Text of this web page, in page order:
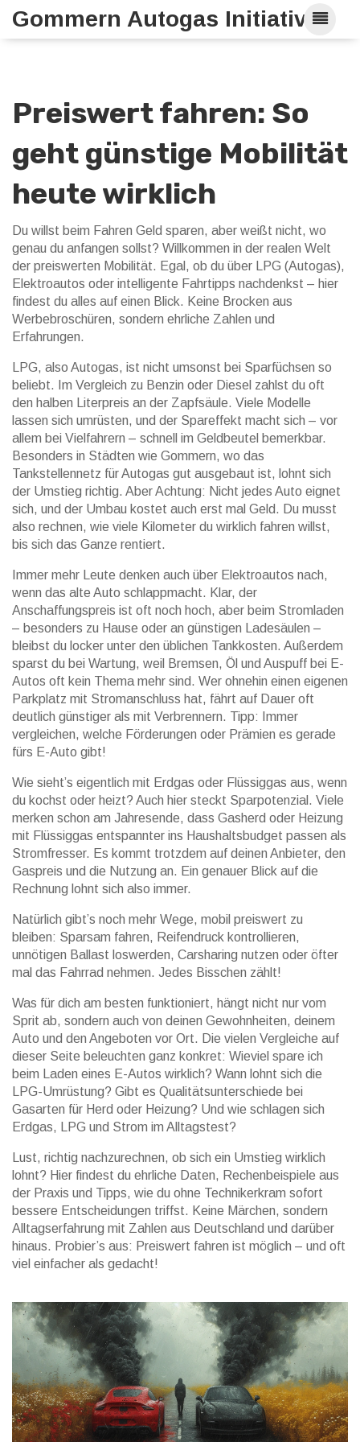
Gommern Autogas Initiative
Preiswert fahren: So
geht günstige Mobilität
heute wirklich
Du willst beim Fahren Geld sparen, aber weißt nicht, wo
genau du anfangen sollst? Willkommen in der realen Welt
der preiswerten Mobilität. Egal, ob du über LPG (Autogas),
Elektroautos oder intelligente Fahrtipps nachdenkst – hier
findest du alles auf einen Blick. Keine Brocken aus
Werbebroschüren, sondern ehrliche Zahlen und
Erfahrungen.
LPG, also Autogas, ist nicht umsonst bei Sparfüchsen so
beliebt. Im Vergleich zu Benzin oder Diesel zahlst du oft
den halben Literpreis an der Zapfsäule. Viele Modelle
lassen sich umrüsten, und der Spareffekt macht sich – vor
allem bei Vielfahrern – schnell im Geldbeutel bemerkbar.
Besonders in Städten wie Gommern, wo das
Tankstellennetz für Autogas gut ausgebaut ist, lohnt sich
der Umstieg richtig. Aber Achtung: Nicht jedes Auto eignet
sich, und der Umbau kostet auch erst mal Geld. Du musst
also rechnen, wie viele Kilometer du wirklich fahren willst,
bis sich das Ganze rentiert.
Immer mehr Leute denken auch über Elektroautos nach,
wenn das alte Auto schlappmacht. Klar, der
Anschaffungspreis ist oft noch hoch, aber beim Stromladen
– besonders zu Hause oder an günstigen Ladesäulen –
bleibst du locker unter den üblichen Tankkosten. Außerdem
sparst du bei Wartung, weil Bremsen, Öl und Auspuff bei E-
Autos oft kein Thema mehr sind. Wer ohnehin einen eigenen
Parkplatz mit Stromanschluss hat, fährt auf Dauer oft
deutlich günstiger als mit Verbrennern. Tipp: Immer
vergleichen, welche Förderungen oder Prämien es gerade
fürs E-Auto gibt!
Wie sieht’s eigentlich mit Erdgas oder Flüssiggas aus, wenn
du kochst oder heizt? Auch hier steckt Sparpotenzial. Viele
merken schon am Jahresende, dass Gasherd oder Heizung
mit Flüssiggas entspannter ins Haushaltsbudget passen als
Stromfresser. Es kommt trotzdem auf deinen Anbieter, den
Gaspreis und die Nutzung an. Ein genauer Blick auf die
Rechnung lohnt sich also immer.
Natürlich gibt’s noch mehr Wege, mobil preiswert zu
bleiben: Sparsam fahren, Reifendruck kontrollieren,
unnötigen Ballast loswerden, Carsharing nutzen oder öfter
mal das Fahrrad nehmen. Jedes Bisschen zählt!
Was für dich am besten funktioniert, hängt nicht nur vom
Sprit ab, sondern auch von deinen Gewohnheiten, deinem
Auto und den Angeboten vor Ort. Die vielen Vergleiche auf
dieser Seite beleuchten ganz konkret: Wieviel spare ich
beim Laden eines E-Autos wirklich? Wann lohnt sich die
LPG-Umrüstung? Gibt es Qualitätsunterschiede bei
Gasarten für Herd oder Heizung? Und wie schlagen sich
Erdgas, LPG und Strom im Alltagstest?
Lust, richtig nachzurechnen, ob sich ein Umstieg wirklich
lohnt? Hier findest du ehrliche Daten, Rechenbeispiele aus
der Praxis und Tipps, wie du ohne Technikerkram sofort
bessere Entscheidungen triffst. Keine Märchen, sondern
Alltagserfahrung mit Zahlen aus Deutschland und darüber
hinaus. Probier’s aus: Preiswert fahren ist möglich – und oft
viel einfacher als gedacht!